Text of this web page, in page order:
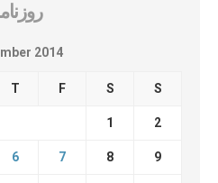
2014
T F S S
1 2
6 7 8 9